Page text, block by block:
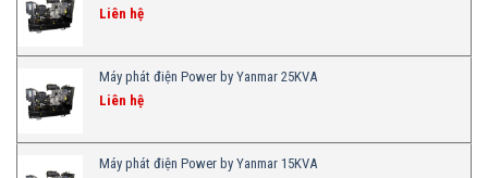
Liên hệ
Máy phát điện Power by Yanmar 25KVA
Liên hệ
Máy phát điện Power by Yanmar 15KVA